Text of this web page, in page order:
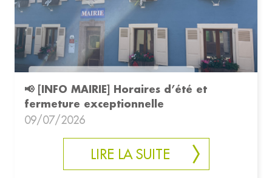
📢 [INFO MAIRIE] Horaires d’été et
fermeture exceptionnelle
09/07/2026
LIRE LA SUITE